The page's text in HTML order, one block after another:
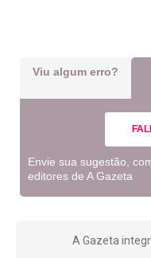
Viu algum erro?
Envie sua sugestão,
editores de A Gazeta
A Gazeta